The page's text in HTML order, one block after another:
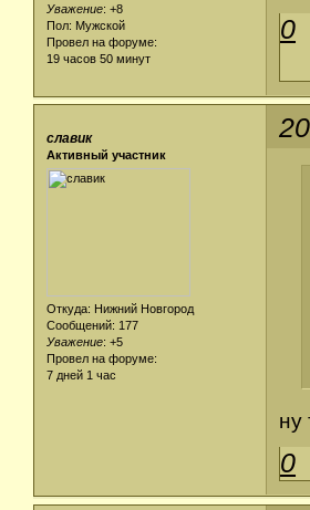
Уважение: +8
Пол: Мужской
Провел на форуме:
19 часов 50 минут
0
славик
Активный участник
Откуда: Нижний Новгород
Сообщений: 177
Уважение: +5
Провел на форуме:
7 дней 1 час
ну
0